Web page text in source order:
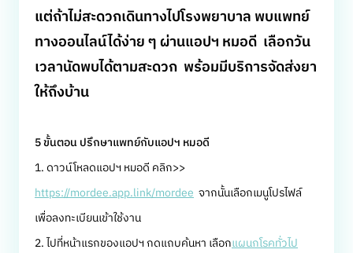
แต่ถ้าไม่สะดวกเดินทางไปโรงพยาบาล พบแพทย์
ทางออนไลน์ได้ง่าย ๆ ผ่านแอปฯ หมอดี เลือกวัน
เวลานัดพบได้ตามสะดวก พร้อมมีบริการจัดส่งยา
ให้ถึงบ้าน
5 ขั้นตอน ปรึกษาแพทย์กับแอปฯ หมอดี
1. ดาวน์โหลดแอปฯ หมอดี คลิก>>
https://mordee.app.link/mordee จากนั้นเลือกเมนูโปรไฟล์
เพื่อลงทะเบียนเข้าใช้งาน
2. ไปที่หน้าแรกของแอปฯ กดแถบค้นหา เลือกแผนกโรคทั่วไป